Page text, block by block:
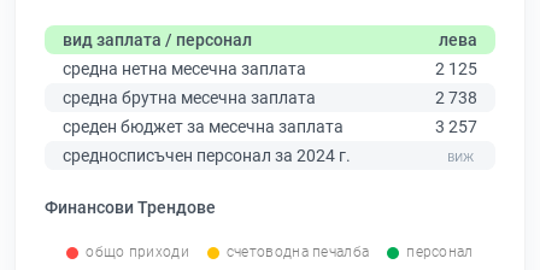
вид заплата / персонал
лева
средна нетна месечна заплата
2 125
средна брутна месечна заплата
2 738
среден бюджет за месечна заплата
3 257
средносписъчен персонал за 2024 г.
Финансови Трендове
общо приходи счетоводна печалба персонал